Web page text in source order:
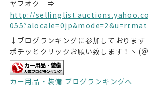
ヤフオク ⇒
http://
↓ブログランキングに参加しておりま
ポチッとクリックお願い致します！ヽ(
カー用品・装備 ブログランキングへ